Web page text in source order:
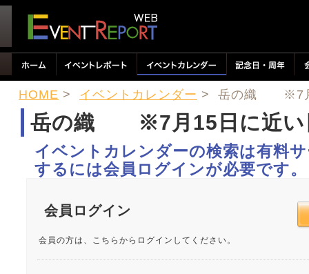
HOME > イベントカレンダー > 岳の織 ※7
岳の織 ※7月15日に近
イベントカレンダーの検索は有料
するには会員ログインが必要です。
会員ログイン
会員の方は、こちらからログインしてください。